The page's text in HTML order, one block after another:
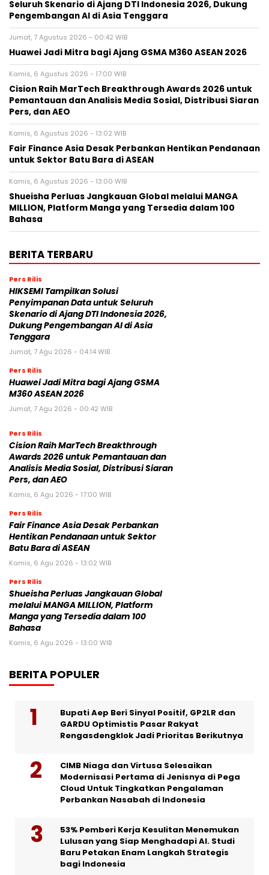
Seluruh Skenario di Ajang DTI Indonesia 2026, Dukung
Pengembangan AI di Asia Tenggara
Jumat, 7 Agustus 2026 - 00:42 WIB
Huawei Jadi Mitra bagi Ajang GSMA M360 ASEAN 2026
Kamis, 6 Agustus 2026 - 17:00 WIB
Cision Raih MarTech Breakthrough Awards 2026 untuk
Pemantauan dan Analisis Media Sosial, Distribusi Siaran
Pers, dan AEO
Kamis, 6 Agustus 2026 - 13:02 WIB
Fair Finance Asia Desak Perbankan Hentikan Pendanaan
untuk Sektor Batu Bara di ASEAN
Kamis, 6 Agustus 2026 - 13:00 WIB
Shueisha Perluas Jangkauan Global melalui MANGA
MILLION, Platform Manga yang Tersedia dalam 100
Bahasa
BERITA TERBARU
Pers Rilis
HIKSEMI Tampilkan Solusi
Penyimpanan Data untuk Seluruh
Skenario di Ajang DTI Indonesia 2026,
Dukung Pengembangan AI di Asia
Tenggara
Jumat, 7 Agu 2026 - 04:14 WIB
Pers Rilis
Huawei Jadi Mitra bagi Ajang GSMA
M360 ASEAN 2026
Jumat, 7 Agu 2026 - 00:42 WIB
Pers Rilis
Cision Raih MarTech Breakthrough
Awards 2026 untuk Pemantauan dan
Analisis Media Sosial, Distribusi Siaran
Pers, dan AEO
Kamis, 6 Agu 2026 - 17:00 WIB
Pers Rilis
Fair Finance Asia Desak Perbankan
Hentikan Pendanaan untuk Sektor
Batu Bara di ASEAN
Kamis, 6 Agu 2026 - 13:02 WIB
Pers Rilis
Shueisha Perluas Jangkauan Global
melalui MANGA MILLION, Platform
Manga yang Tersedia dalam 100
Bahasa
Kamis, 6 Agu 2026 - 13:00 WIB
BERITA POPULER
Bupati Aep Beri Sinyal Positif, GP2LR dan
GARDU Optimistis Pasar Rakyat
Rengasdengklok Jadi Prioritas Berikutnya
CIMB Niaga dan Virtusa Selesaikan
Modernisasi Pertama di Jenisnya di Pega
Cloud Untuk Tingkatkan Pengalaman
Perbankan Nasabah di Indonesia
53% Pemberi Kerja Kesulitan Menemukan
Lulusan yang Siap Menghadapi AI. Studi
Baru Petakan Enam Langkah Strategis
bagi Indonesia